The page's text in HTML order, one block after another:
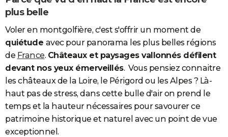
S'inscrire
Se connecter
Lycées
Collèges
Primaires
Universités
Entreprises
Service militaire
Avis de recherche
AVIS DE DÉCÈS
FORUM
Bricolage
Lifestyle
Culture
Sport
Auto
Television
Voyage
Cinema
plus belle
Voler en montgolfière, c'est s'offrir un moment de
quiétude avec pour panorama les plus belles régions
de France. Châteaux et paysages vallonnés défilent
devant nos yeux émerveillés. Vous pensiez connaitre
les châteaux de la Loire, le Périgord ou les Alpes ? Là-
haut pas de stress, dans cette bulle d'air on prend le
temps et la hauteur nécessaires pour savourer ce
patrimoine historique et naturel avec un point de vue
exceptionnel.